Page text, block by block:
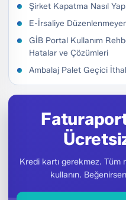
Şirket Kapatma Nasıl
E-İrsaliye
GİB Portal Kullanım
Hatalar ve Çözümleri
Ambalaj Palet Geçici
Kredi kartı gerekmez. Tüm
kullanın.